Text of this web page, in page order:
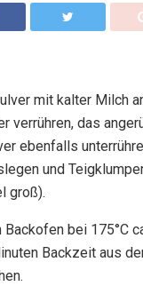
mit kalter Milch
verrühren, das
ebenfalls
und
groß).
bei 175°C
Backzeit aus